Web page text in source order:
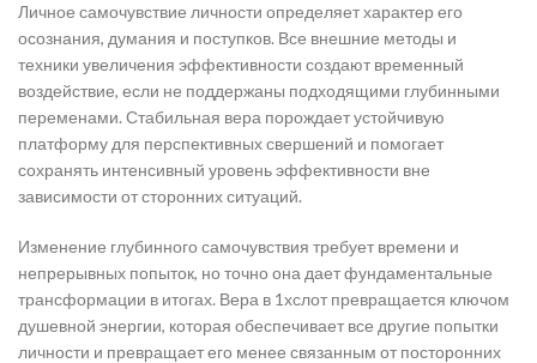
Личное самочувствие личности определяет характер его
осознания, думания и поступков. Все внешние методы и
техники увеличения эффективности создают временный
воздействие, если не поддержаны подходящими глубинными
переменами. Стабильная вера порождает устойчивую
платформу для перспективных свершений и помогает
сохранять интенсивный уровень эффективности вне
зависимости от сторонних ситуаций.
Изменение глубинного самочувствия требует времени и
непрерывных попыток, но точно она дает фундаментальные
трансформации в итогах. Вера в 1хслот превращается ключом
душевной энергии, которая обеспечивает все другие попытки
личности и превращает его менее связанным от посторонних